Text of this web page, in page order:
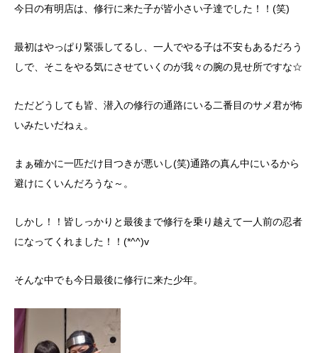
今日の有明店は、修行に来た子が皆小さい子達でした！！(笑)
最初はやっぱり緊張してるし、一人でやる子は不安もあるだろう
しで、そこをやる気にさせていくのが我々の腕の見せ所ですな☆
ただどうしても皆、潜入の修行の通路にいる二番目のサメ君が怖
いみたいだねぇ。
まぁ確かに一匹だけ目つきが悪いし(笑)通路の真ん中にいるから
避けにくいんだろうな～。
しかし！！皆しっかりと最後まで修行を乗り越えて一人前の忍者
になってくれました！！(*^^)v
そんな中でも今日最後に修行に来た少年。